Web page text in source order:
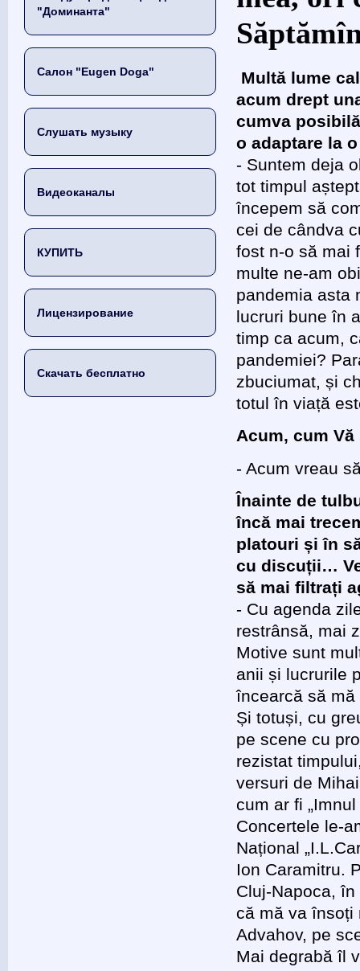
"Доминанта"
Салон "Eugen Doga"
Слушать музыку
Видеоканалы
КУПИТЬ
Лицензирование
Скачать бесплатно
Multă lume
acum drept
cumva
o adaptare la
- Suntem deja
tot timpul
începem să
cei de cândva
fost n-o să mai
multe ne-am
pandemia asta
lucruri bune în
timp ca acum,
pandemiei?
zbuciumat, și
totul în viață
Acum, cum
- Acum vreau
Înainte de
încă mai
platouri și în
cu discuții…
să mai filtrați
- Cu agenda
restrânsă, mai
Motive sunt
anii și lucrurile
încearcă să
Și totuși, cu
pe scene cu
rezistat
versuri de
cum ar fi
Concertele le-
Național
Ion Caramitru.
Cluj-Napoca,
că mă va însoți
Advahov, pe
Mai degrabă îl